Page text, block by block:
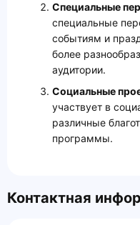
Специальные
специальные
событиям и
более
аудитории.
Социальные
участвует в
различные
программы.
Контактная